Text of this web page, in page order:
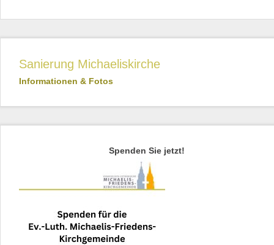
Sanierung Michaeliskirche
Informationen & Fotos
Spenden Sie jetzt!